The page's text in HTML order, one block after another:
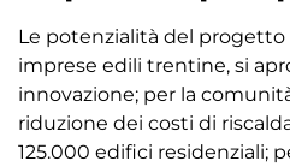
Le potenzialità del
imprese edili trentine, si
innovazione; per la
riduzione dei costi di
125.000 edifici residenziali;